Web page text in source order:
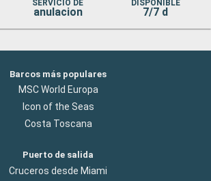
SERVICIO DE
anulacion
DISPONIBLE
7/7 d
Barcos más populares
MSC World Europa
Icon of the Seas
Costa Toscana
Puerto de salida
Cruceros desde Miami